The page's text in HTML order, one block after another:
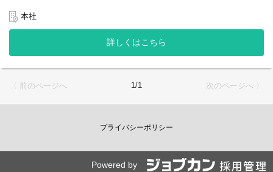
使用ツール：
-AI-OCR
＜クライアントは大和ハウスグループ全体＞
名の
出資は大和ハウス本体になりますが、売上好調かつDX推進の優先
潤沢なリソースのもと、最上流から変革を進めていくことが可能
います。
なお、フルリモート勤務可能なので、勤務地は北海道から沖縄ま
で、日本全国どこからでも働いていただけます。
入社日以外の出社は年１～４回程度なので、入社後の勤務地は国
また、働く時間に制限もなく、月160時間の勤務で、午前５時～２
２時までの間であれば、自由な時間に働いていただけます。業務
を途中で中断したり、働く時間を調整できるので、家事、育児、
介護などとの両立も可能です。社員が仕事をしやすい環境を整え
・SPA（Single Page Application）を中心としたWebアプリケーシ
本社
詳しくはこちら
〈 前のページへ 1/1 次のページへ 〉
プライバシーポリシー
Powered by